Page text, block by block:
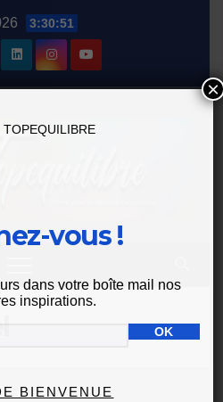
3:30:51
TOPEQUILIBRE
vous !
dans votre boîte mail nos
inspirations.
BIENVENUE
×